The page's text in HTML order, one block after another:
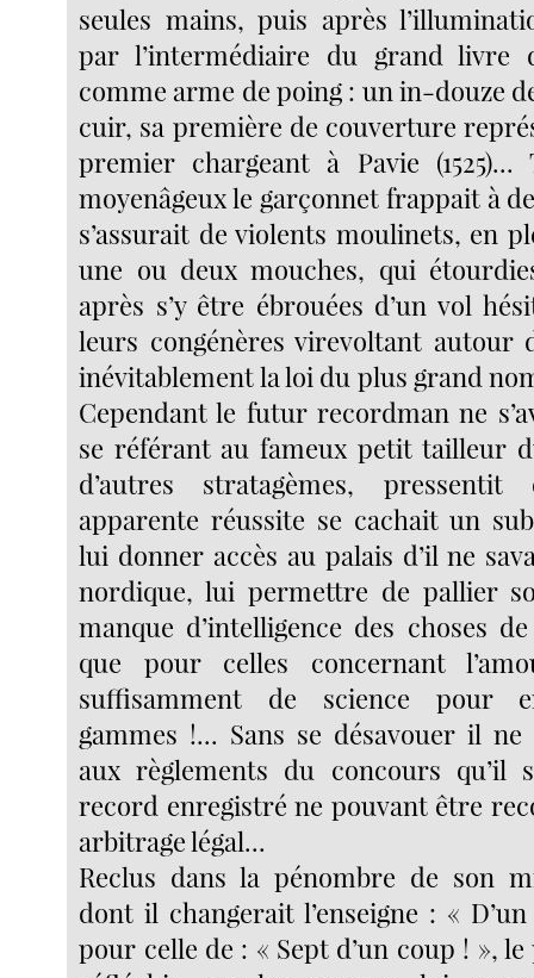
seules mains, puis après
par l’intermédiaire du grand livre
comme arme de poing : un in-douze
cuir, sa première de couverture
premier chargeant à Pavie
moyenâgeux le garçonnet frappait à
s’assurait de violents moulinets, en
une ou deux mouches, qui
après s’y être ébrouées d’un vol
leurs congénères virevoltant autour
inévitablement la loi du plus grand
Cependant le futur recordman ne
se référant au fameux petit tailleur
d’autres stratagèmes,
apparente réussite se cachait un
lui donner accès au palais d’il ne
nordique, lui permettre de pallier
manque d’intelligence des choses
que pour celles concernant
suffisamment de science pour
gammes !... Sans se désavouer il
aux règlements du concours qu’il
record enregistré ne pouvant être
arbitrage légal...
Reclus dans la pénombre de son
dont il changerait l’enseigne : «
pour celle de : « Sept d’un coup ! »,